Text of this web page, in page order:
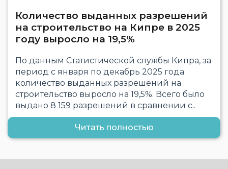
Количество выданных разрешений
на строительство на Кипре в 2025
году выросло на 19,5%
По данным Статистической службы Кипра, за
период с января по декабрь 2025 года
количество выданных разрешений на
строительство выросло на 19,5%. Всего было
выдано 8 159 разрешений в сравнении с..
Читать полностью